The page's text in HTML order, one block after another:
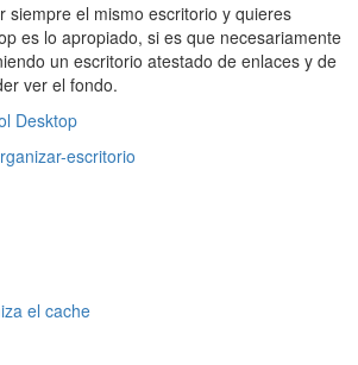
siempre el mismo escritorio y quieres
es lo apropiado, si es que necesariamente
un escritorio atestado de enlaces y de
ver el fondo.
Desktop
escritorio
el cache